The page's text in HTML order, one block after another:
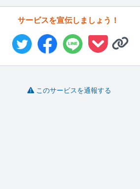
サービスを宣伝しましょう！
このサービスを通報する